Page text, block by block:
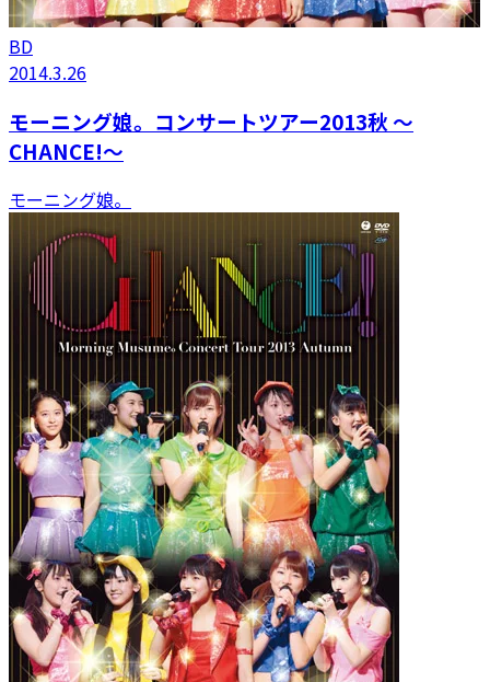
BD
2014.3.26
モーニング娘。コンサートツアー2013秋 〜
CHANCE!〜
モーニング娘。